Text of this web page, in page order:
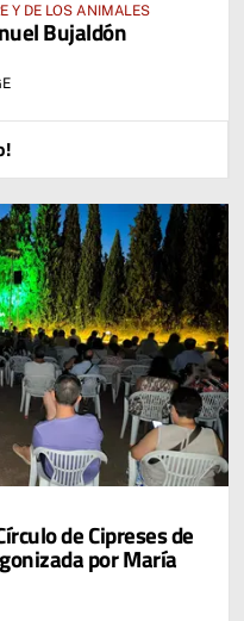
Y DE LOS ANIMALES
de Cipreses de
por María